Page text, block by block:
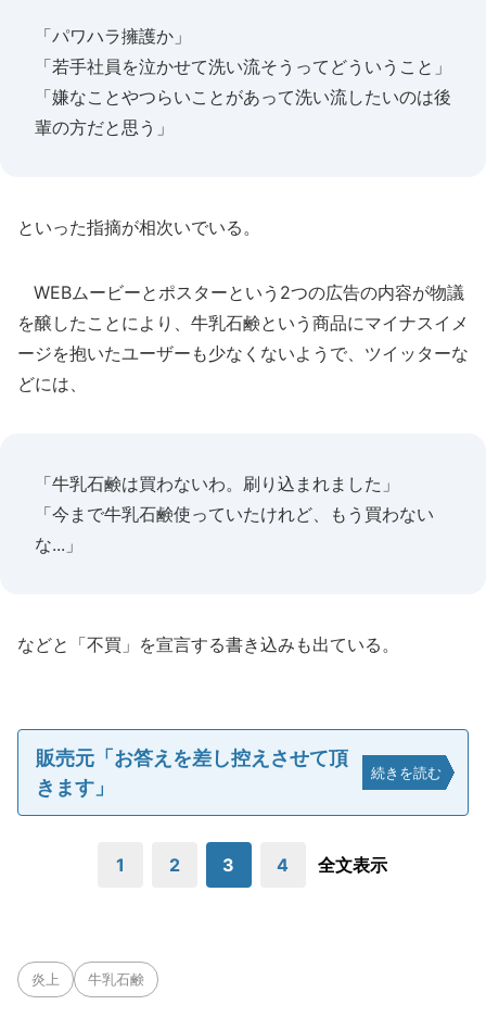
「パワハラ擁護か」
「若手社員を泣かせて洗い流そうってどういうこと」
「嫌なことやつらいことがあって洗い流したいのは後
輩の方だと思う」
といった指摘が相次いでいる。
WEBムービーとポスターという2つの広告の内容が物議
を醸したことにより、牛乳石鹸という商品にマイナスイメ
ージを抱いたユーザーも少なくないようで、ツイッターな
どには、
「牛乳石鹸は買わないわ。刷り込まれました」
「今まで牛乳石鹸使っていたけれど、もう買わない
な...」
などと「不買」を宣言する書き込みも出ている。
販売元「お答えを差し控えさせて頂
きます」
続きを読む
1 2 3 4 全文表示
炎上 牛乳石鹸